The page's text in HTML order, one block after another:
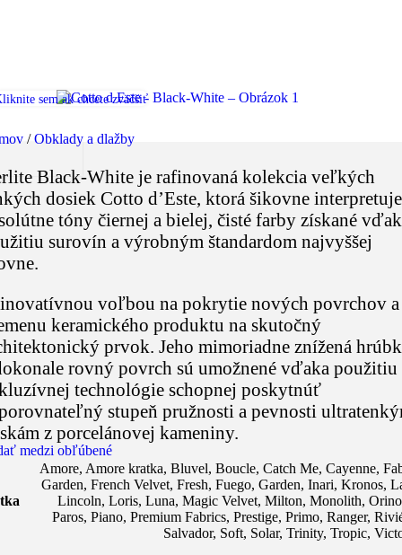
sem ak chcete zväčšiť
/ Obklady a dlažby
Black-White je rafinovaná kolekcia veľkých
dosiek Cotto d’Este, ktorá šikovne interpretuje
tóny čiernej a bielej, čisté farby získané
surovín a výrobným štandardom najvyššej
inovatívnou voľbou na pokrytie nových povrchov a
keramického produktu na skutočný
prvok. Jeho mimoriadne znížená
rovný povrch sú umožnené vďaka použitiu
technológie schopnej poskytnúť
stupeň pružnosti a pevnosti
z porcelánovej kameniny.
medzi obľúbené
Amore, Amore kratka, Bluvel, Boucle, Catch Me, Cayenne,
Garden, French Velvet, Fresh, Fuego, Garden, Inari, Kronos,
Lincoln, Loris, Luna, Magic Velvet, Milton, Monolith,
Paros, Piano, Premium Fabrics, Prestige, Primo, Ranger,
Salvador, Soft, Solar, Trinity, Tropic,